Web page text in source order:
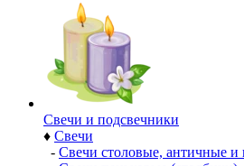
Свечи и подсвечники
♦ Свечи
- Свечи столовые, античные и